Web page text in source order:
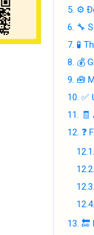
⚙️
🔧
🧪
💰
🧰
✅
🧾
❓
🔚